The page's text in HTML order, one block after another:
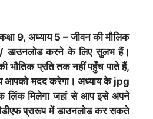
9, अध्याय 5 – जीवन की मौलिक
डाउनलोड करने के लिए सुलभ हैं।
भौतिक प्रति तक नहीं पहुँच पाते हैं,
आपको मदद करेगा। अध्याय के jpg
लिंक मिलेगा जहां से आप इसे अपने
प्रारूप में डाउनलोड कर सकते